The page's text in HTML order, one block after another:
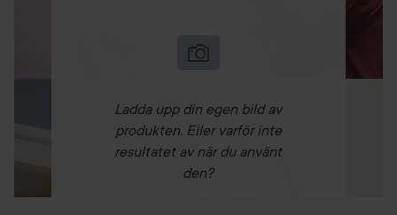
Ladda upp din egen bild av
produkten. Eller varför inte
resultatet av när du använt
den?